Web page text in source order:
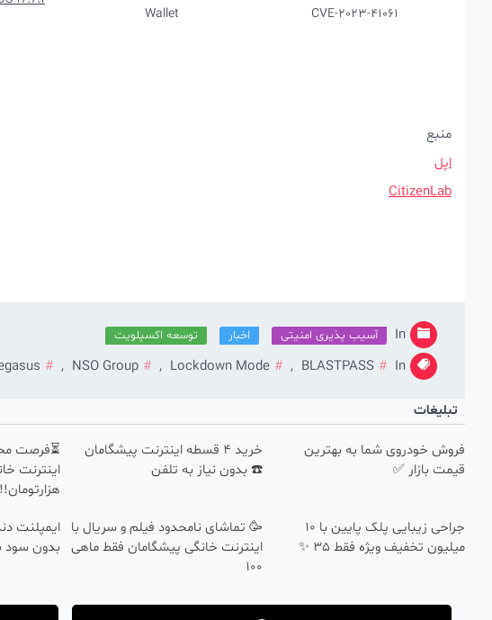
CVE-2023-41061
Wallet
منبع
اپل
CitizenLab
In آسیب پذیری امنیتی اخبار توسعه اکسپلویت
In
BLASTPASS
,
Lockdown Mode
,
NSO Group
,
تبلیغات
فروش خودروی شما به بهترین
قیمت بازار ✅
خرید 4 قسطه اینترنت پیشگامان
☎️ بدون نیاز به تلفن
هزارتومان!!
جراحی زیبایی پلک پایین با 10
میلیون تخفیف ویژه فقط 35 ✨
🥳 تماشای نامحدود فیلم و سریال با
اینترنت خانگی پیشگامان فقط ماهی
100
بدون سود
راهبری